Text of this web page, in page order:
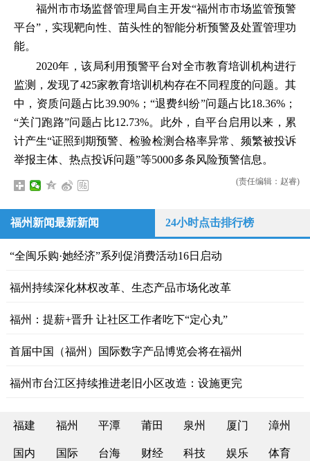
福州市市场监督管理局自主开发“福州市市场监管预警
平台”，实现靶向性、苗头性的智能分析预警及处置管理功
能。
2020年，该局利用预警平台对全市教育培训机构进行
监测，发现了425家教育培训机构存在不同程度的问题。其
中，资质问题占比39.90%；“退费纠纷”问题占比18.36%；
“关门跑路”问题占比12.73%。此外，自平台启用以来，累
计产生“证照到期预警、检验检测合格率异常、频繁被投诉
举报主体、热点投诉问题”等5000多条风险预警信息。
(责任编辑：赵睿)
福州新闻最新新闻 24小时点击排行榜
“全闽乐购·她经济”系列促消费活动16日启动
​福州持续深化林权改革、生态产品市场化改革
福州：提薪+晋升 让社区工作者吃下“定心丸”
首届中国（福州）国际数字产品博览会将在福州
福州市台江区持续推进老旧小区改造：设施更完
福建 福州 平潭 莆田 泉州 厦门 漳州
国内 国际 台海 财经 科技 娱乐 体育